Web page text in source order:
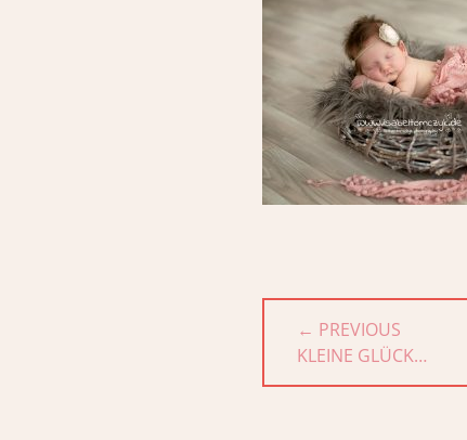
← PREVIOUS
PREVIOUS
POST:
KLEINE GLÜCK…